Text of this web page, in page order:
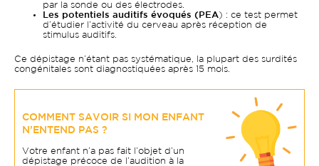
par la sonde ou des électrodes.
Les potentiels auditifs évoqués (PEA) : ce test permet
d’étudier l’activité du cerveau après réception de
stimulus auditifs.
Ce dépistage n’étant pas systématique, la plupart des surdités
congénitales sont diagnostiquées après 15 mois.
COMMENT SAVOIR SI MON ENFANT
N’ENTEND PAS ?
Votre enfant n’a pas fait l’objet d’un
dépistage précoce de l’audition à la